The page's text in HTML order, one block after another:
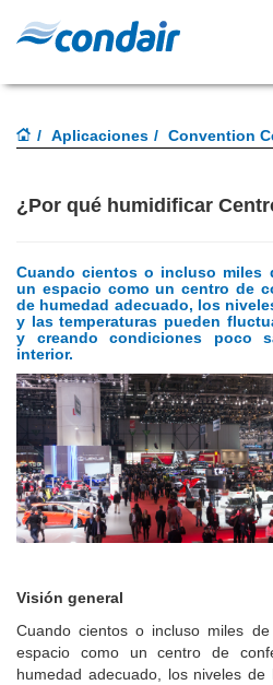
Aplicaciones Convention
¿Por qué humidificar
Cuando cientos o incluso miles
un espacio como un centro de
de humedad adecuado, los
y las temperaturas pueden
y creando condiciones poco
interior.
Visión general
Cuando cientos o incluso miles
espacio como un centro de
humedad adecuado, los niveles